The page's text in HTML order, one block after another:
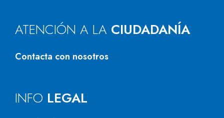
ATENCIÓN A LA CIUDADANÍA
Contacta con nosotros
INFO LEGAL